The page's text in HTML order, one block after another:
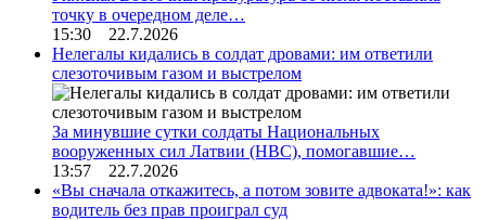
точку в очередном деле…
15:30 22.7.2026
Нелегалы кидались в солдат дровами: им ответили
слезоточивым газом и выстрелом
За минувшие сутки солдаты Национальных
вооруженных сил Латвии (НВС), помогавшие…
13:57 22.7.2026
«Вы сначала откажитесь, а потом зовите адвоката!»: как
водитель без прав проиграл суд